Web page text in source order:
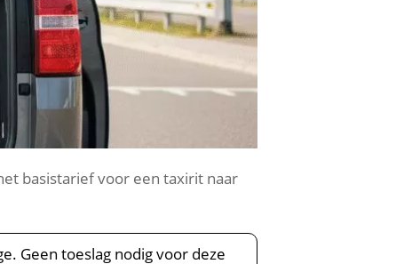
basistarief voor een taxirit naar
Geen toeslag nodig voor deze